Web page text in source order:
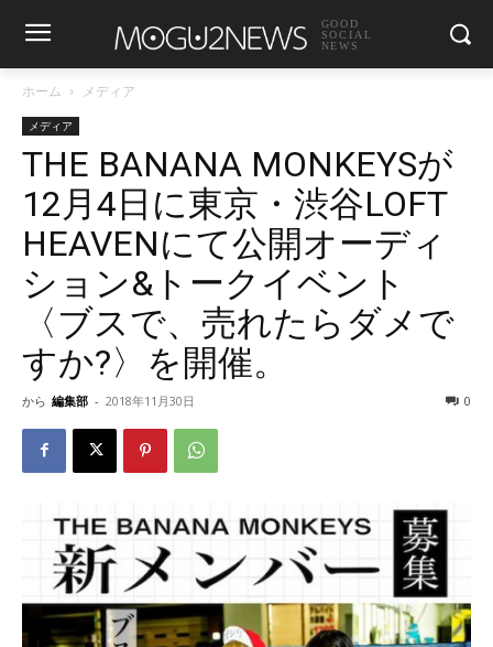
GOOD
SOCIAL
NEWS
ホーム メディア
メディア
THE BANANA MONKEYSが
12月4日に東京・渋谷LOFT
HEAVENにて公開オーディ
ション&トークイベント
〈ブスで、売れたらダメで
すか?〉を開催。
から 編集部 - 2018年11月30日 0